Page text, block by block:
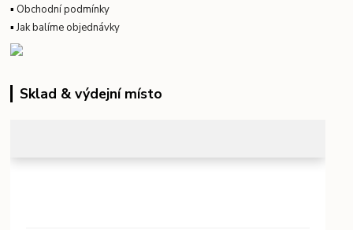
▪ Obchodní podmínky
▪Jak balíme objednávky
Sklad & výdejní místo